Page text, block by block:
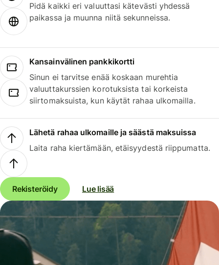
Pidä kaikki eri valuuttasi kätevästi yhdessä
paikassa ja muunna niitä sekunneissa.
Kansainvälinen pankkikortti
Sinun ei tarvitse enää koskaan murehtia
valuuttakurssien korotuksista tai korkeista
siirtomaksuista, kun käytät rahaa ulkomailla.
Lähetä rahaa ulkomaille ja säästä maksuissa
Laita raha kiertämään, etäisyydestä riippumatta.
Rekisteröidy Lue lisää